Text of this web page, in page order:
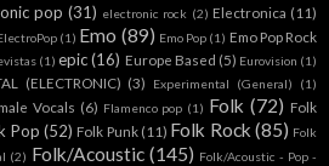
pop (31) electronic rock (2) Electronica (11)
(1) Emo (89) Emo Pop (1) Emo Pop Rock
(1) epic (16) Europe Based (5) Eurovision (1)
(ELECTRONIC) (3) Experimental (General) (1)
Vocals (6) Flamenco pop (1) Folk (72) Folk
Pop (52) Folk Punk (11) Folk Rock (85) Folk
(2) Folk/Acoustic (145) Folk/Acoustic - Pop -